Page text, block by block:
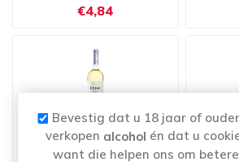
€4,84
WIJN FADO WIT 75CL
Bevestig dat u 18 jaar of
verkopen alcohol én dat u
want die helpen ons om